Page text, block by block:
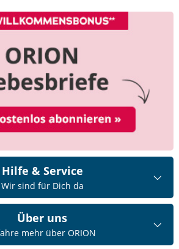
Hilfe & Service
Wir sind für Dich da
Über uns
mehr über ORION